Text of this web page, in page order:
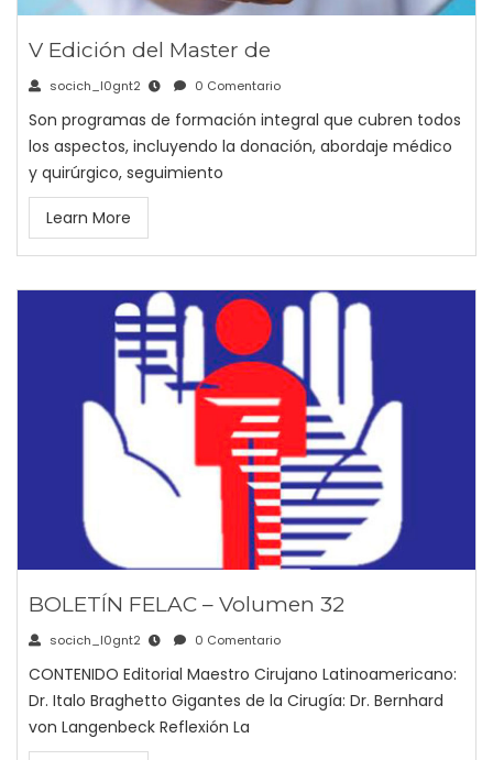
V Edición del Master de
socich_l0gnt2 0 Comentario
Son programas de formación integral que cubren todos
los aspectos, incluyendo la donación, abordaje médico
y quirúrgico, seguimiento
Learn More
BOLETÍN FELAC – Volumen 32
socich_l0gnt2 0 Comentario
CONTENIDO Editorial Maestro Cirujano Latinoamericano:
Dr. Italo Braghetto Gigantes de la Cirugía: Dr. Bernhard
von Langenbeck Reflexión La